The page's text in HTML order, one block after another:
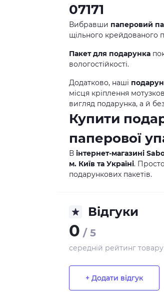
07171
Вибравши паперовий
щільного крейдованого
Пакет для подарунка
вологостійкості.
Додатково, наші
місця кріплення
вигляд подарунка, а й
Купити
паперової
В інтернет-магазині
м. Київ та Україні.
подарункових пакетів.
Відгуки
0 / 5
середній рейтинг товару
+ Додати відгук